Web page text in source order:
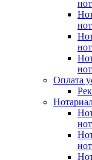
Оплата